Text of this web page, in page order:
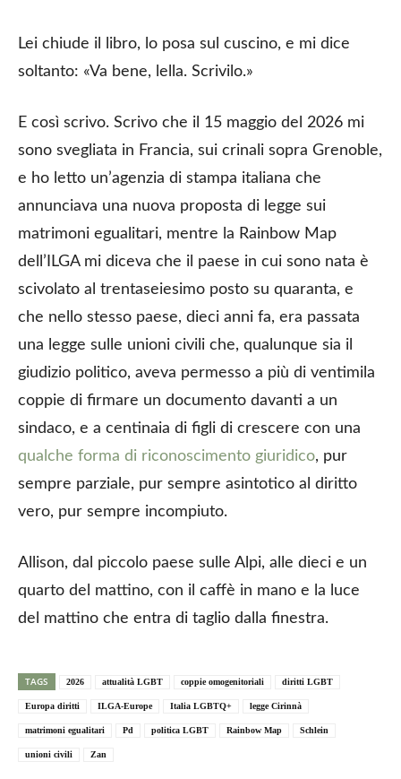
Lei chiude il libro, lo posa sul cuscino, e mi dice
soltanto: «Va bene, lella. Scrivilo.»
E così scrivo. Scrivo che il 15 maggio del 2026 mi
sono svegliata in Francia, sui crinali sopra Grenoble,
e ho letto un’agenzia di stampa italiana che
annunciava una nuova proposta di legge sui
matrimoni egualitari, mentre la Rainbow Map
dell’ILGA mi diceva che il paese in cui sono nata è
scivolato al trentaseiesimo posto su quaranta, e
che nello stesso paese, dieci anni fa, era passata
una legge sulle unioni civili che, qualunque sia il
giudizio politico, aveva permesso a più di ventimila
coppie di firmare un documento davanti a un
sindaco, e a centinaia di figli di crescere con una
qualche forma di riconoscimento giuridico, pur
sempre parziale, pur sempre asintotico al diritto
vero, pur sempre incompiuto.
Allison, dal piccolo paese sulle Alpi, alle dieci e un
quarto del mattino, con il caffè in mano e la luce
del mattino che entra di taglio dalla finestra.
TAGS 2026 attualità LGBT coppie omogenitoriali diritti LGBT
Europa diritti ILGA-Europe Italia LGBTQ+ legge Cirinnà
matrimoni egualitari Pd politica LGBT Rainbow Map Schlein
unioni civili Zan